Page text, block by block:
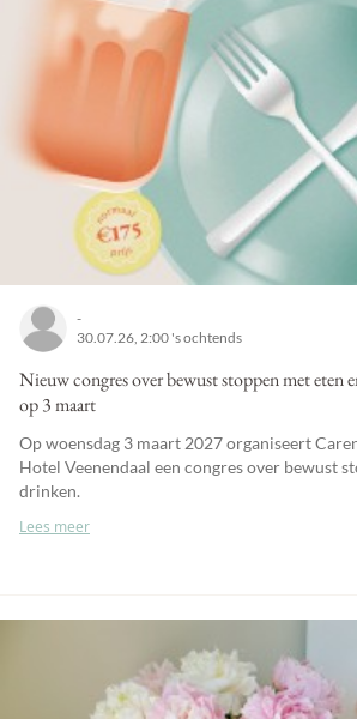
-
30.07.26, 2:00 's ochtends
Nieuw congres over bewust stoppen met eten
op 3 maart
Op woensdag 3 maart 2027 organiseert
Hotel Veenendaal een congres over bewust
drinken.
Lees meer